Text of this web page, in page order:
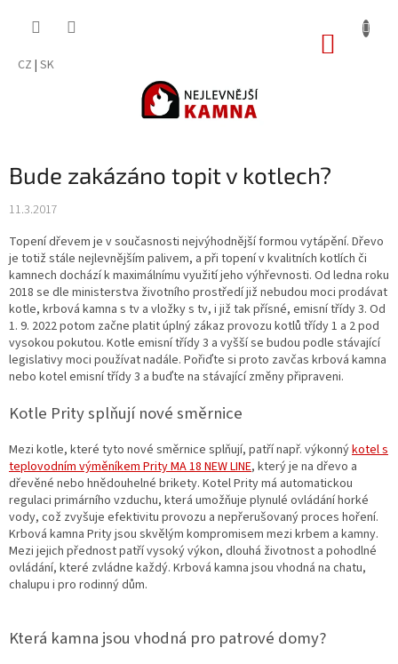
CZ | SK
Bude zakázáno topit v kotlech?
11.3.2017
Topení dřevem je v současnosti nejvýhodnější formou vytápění. Dřevo
je totiž stále nejlevnějším palivem, a při topení v kvalitních kotlích či
kamnech dochází k maximálnímu využití jeho výhřevnosti. Od ledna roku
2018 se dle ministerstva životního prostředí již nebudou moci prodávat
kotle, krbová kamna s tv a vložky s tv, i již tak přísné, emisní třídy 3. Od
1. 9. 2022 potom začne platit úplný zákaz provozu kotlů třídy 1 a 2 pod
vysokou pokutou. Kotle emisní třídy 3 a vyšší se budou podle stávající
legislativy moci používat nadále. Pořiďte si proto zavčas krbová kamna
nebo kotel emisní třídy 3 a buďte na stávající změny připraveni.
Kotle Prity splňují nové směrnice
Mezi kotle, které tyto nové směrnice splňují, patří např. výkonnýkotel s
teplovodním výměníkem Prity MA 18 NEW LINE, který je na dřevo a
dřevěné nebo hnědouhelné brikety. Kotel Prity má automatickou
regulaci primárního vzduchu, která umožňuje plynulé ovládání horké
vody, což zvyšuje efektivitu provozu a nepřerušovaný proces hoření.
Krbová kamna Prity jsou skvělým kompromisem mezi krbem a kamny.
Mezi jejich přednost patří vysoký výkon, dlouhá životnost a pohodlné
ovládání, které zvládne každý. Krbová kamna jsou vhodná na chatu,
chalupu i pro rodinný dům.
Která kamna jsou vhodná pro patrové domy?